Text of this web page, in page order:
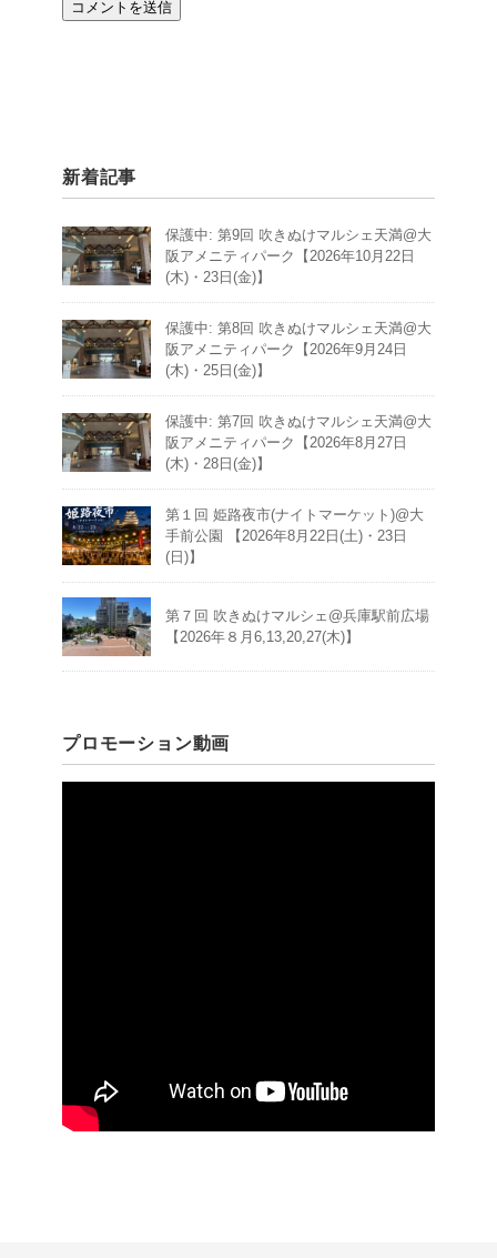
新着記事
保護中: 第9回 吹きぬけマルシェ天満@大
阪アメニティパーク【2026年10月22日
(木)・23日(金)】
保護中: 第8回 吹きぬけマルシェ天満@大
阪アメニティパーク【2026年9月24日
(木)・25日(金)】
保護中: 第7回 吹きぬけマルシェ天満@大
阪アメニティパーク【2026年8月27日
(木)・28日(金)】
第１回 姫路夜市(ナイトマーケット)@大
手前公園 【2026年8月22日(土)・23日
(日)】
第７回 吹きぬけマルシェ@兵庫駅前広場
【2026年８月6,13,20,27(木)】
プロモーション動画